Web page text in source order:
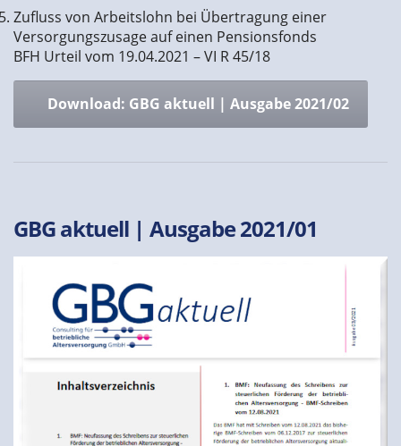
Zufluss von Arbeitslohn bei Übertragung einer
Versorgungszusage auf einen Pensionsfonds
BFH Urteil vom 19.04.2021 – VI R 45/18
Download: GBG aktuell | Ausgabe 2021/02
GBG aktuell | Ausgabe 2021/01